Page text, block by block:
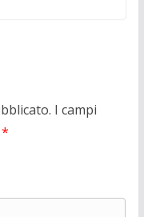
I campi
*